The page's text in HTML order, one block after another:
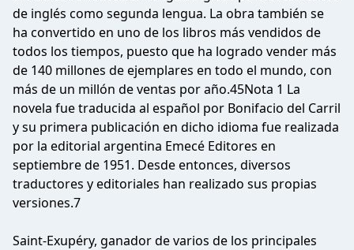
de inglés como segunda lengua. La obra también se
ha convertido en uno de los libros más vendidos de
todos los tiempos, puesto que ha logrado vender más
de 140 millones de ejemplares en todo el mundo, con
más de un millón de ventas por año.4​5​Nota 1​ La
novela fue traducida al español por Bonifacio del Carril
y su primera publicación en dicho idioma fue realizada
por la editorial argentina Emecé Editores en
septiembre de 1951. Desde entonces, diversos
traductores y editoriales han realizado sus propias
versiones.7​
Saint-Exupéry, ganador de varios de los principales